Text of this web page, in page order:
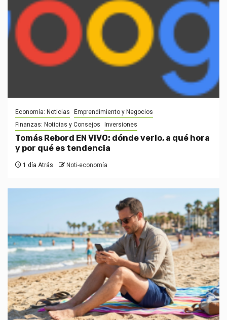
Economía: Noticias
Emprendimiento y Negocios
Finanzas: Noticias y Consejos
Inversiones
Tomás Rebord EN VIVO: dónde verlo, a qué hora
y por qué es tendencia
1 día Atrás Noti-economía